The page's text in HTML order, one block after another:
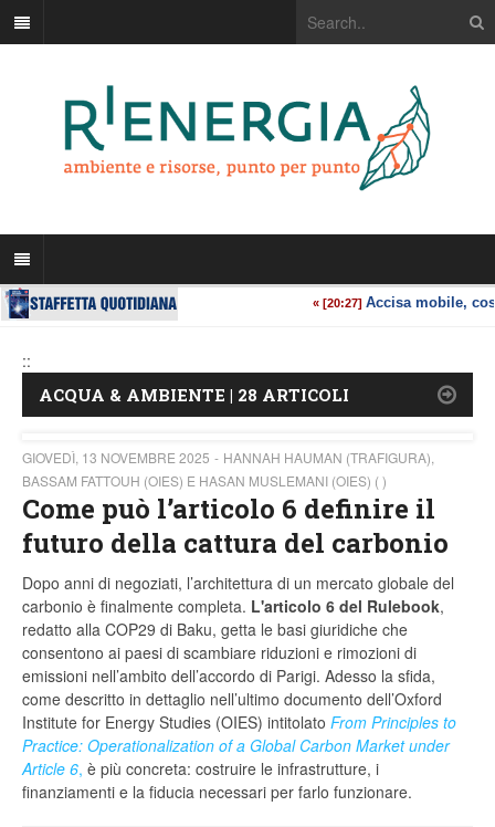
::
ACQUA & AMBIENTE | 28 ARTICOLI
GIOVEDÌ, 13 NOVEMBRE 2025
HANNAH HAUMAN (TRAFIGURA),
BASSAM FATTOUH (OIES) E HASAN MUSLEMANI (OIES) ( )
Come può l’articolo 6 definire il
futuro della cattura del carbonio
Dopo anni di negoziati, l’architettura di un mercato globale del
carbonio è finalmente completa. L'articolo 6 del Rulebook,
redatto alla COP29 di Baku, getta le basi giuridiche che
consentono ai paesi di scambiare riduzioni e rimozioni di
emissioni nell’ambito dell’accordo di Parigi. Adesso la sfida,
come descritto in dettaglio nell’ultimo documento dell’Oxford
Institute for Energy Studies (OIES) intitolato From Principles to
Practice: Operationalization of a Global Carbon Market under
Article 6, è più concreta: costruire le infrastrutture, i
finanziamenti e la fiducia necessari per farlo funzionare.